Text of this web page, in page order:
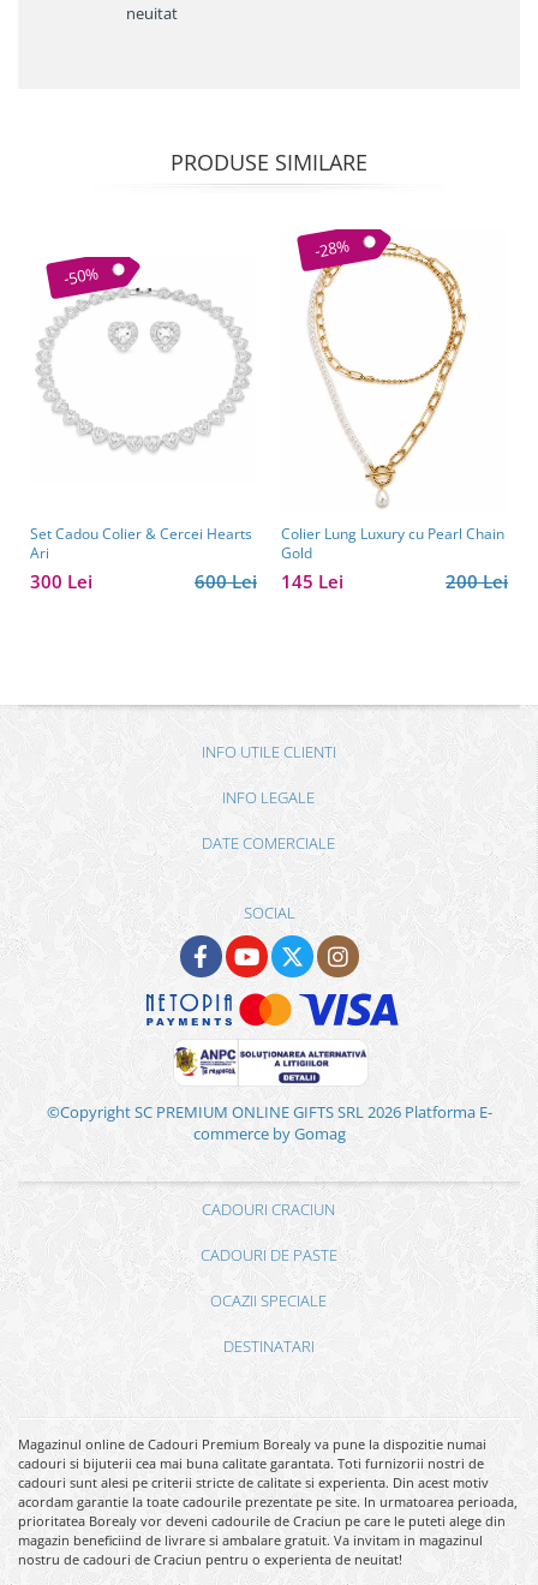
neuitat
PRODUSE SIMILARE
-50%
Set Cadou Colier & Cercei Hearts
Ari
600 Lei
300 Lei
-28%
Colier Lung Luxury cu Pearl Chain
Gold
200 Lei
145 Lei
INFO UTILE CLIENTI
INFO LEGALE
DATE COMERCIALE
SOCIAL
©Copyright SC PREMIUM ONLINE GIFTS SRL 2026 Platforma E-
commerce by Gomag
CADOURI CRACIUN
CADOURI DE PASTE
OCAZII SPECIALE
DESTINATARI
Magazinul online de Cadouri Premium Borealy va pune la dispozitie numai
cadouri si bijuterii cea mai buna calitate garantata. Toti furnizorii nostri de
cadouri sunt alesi pe criterii stricte de calitate si experienta. Din acest motiv
acordam garantie la toate cadourile prezentate pe site. In urmatoarea perioada,
prioritatea Borealy vor deveni cadourile de Craciun pe care le puteti alege din
magazin beneficiind de livrare si ambalare gratuit. Va invitam in magazinul
nostru de cadouri de Craciun pentru o experienta de neuitat!